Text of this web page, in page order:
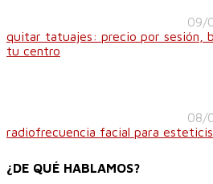
09/
quitar tatuajes: precio por sesión,
tu centro
08/
radiofrecuencia facial para
¿DE QUÉ HABLAMOS?